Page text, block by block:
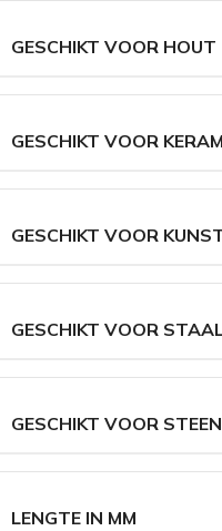
GESCHIKT VOOR HOUT
GESCHIKT VOOR
GESCHIKT VOOR
GESCHIKT VOOR
GESCHIKT VOOR STEEN
LENGTE IN MM